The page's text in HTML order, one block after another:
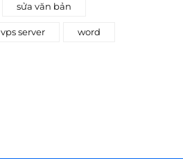
sửa văn bản
vps server word